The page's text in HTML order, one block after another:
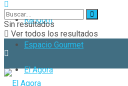
Random
Espacio Gourmet
El Agora
Sin resultados
Ver todos los resultados